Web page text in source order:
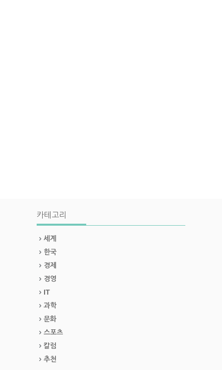
카테고리
세계
한국
경제
경영
IT
과학
문화
스포츠
칼럼
추천